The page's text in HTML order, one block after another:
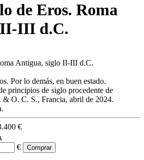
de Eros. Roma
III d.C.
Antigua, siglo II-III d.C.
Por lo demás, en buen estado.
principios de siglo procedente de
O. C. S., Francia, abril de 2024.
€
€